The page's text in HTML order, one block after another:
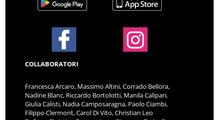
COLLABORATORI
Francesca Arcaro, Massimo Altini, Corrado Bellora,
Nadine Blanc, Riccardo Bortolotti, Manila Calipari,
Giulia Calisti, Nadia Camposaragna, Paolo Ciambi,
Filippo Clermont, Carol Di Vito, Christian Leo